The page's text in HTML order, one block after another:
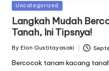
Posted
Uncategorized
Langkah Mudah
Tanah, Ini Tipsnya!
Posted
By Elon Gustitayasaki
Bercocok tanam kacang